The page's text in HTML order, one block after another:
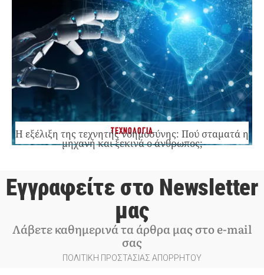
ΤΕΧΝΟΛΟΓΙΑ
Η εξέλιξη της τεχνητής νοημοσύνης: Πού σταματά η
μηχανή και ξεκινά ο άνθρωπος;
Εγγραφείτε στο Newsletter
μας
Λάβετε καθημερινά τα άρθρα μας στο e-mail
σας
ΠΟΛΙΤΙΚΗ ΠΡΟΣΤΑΣΙΑΣ ΑΠΟΡΡΗΤΟΥ